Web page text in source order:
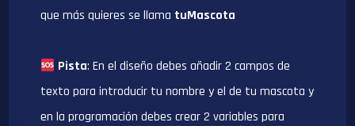
que más quieres se llama tuMascota
Pista: En el diseño debes añadir 2 campos de
texto para introducir tu nombre y el de tu mascota y
en la programación debes crear 2 variables para